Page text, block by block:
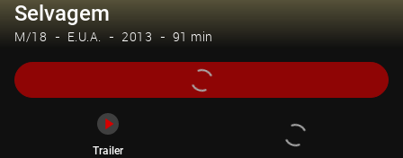
Selvagem
M/18 E.U.A. 2013 91 min
Trailer